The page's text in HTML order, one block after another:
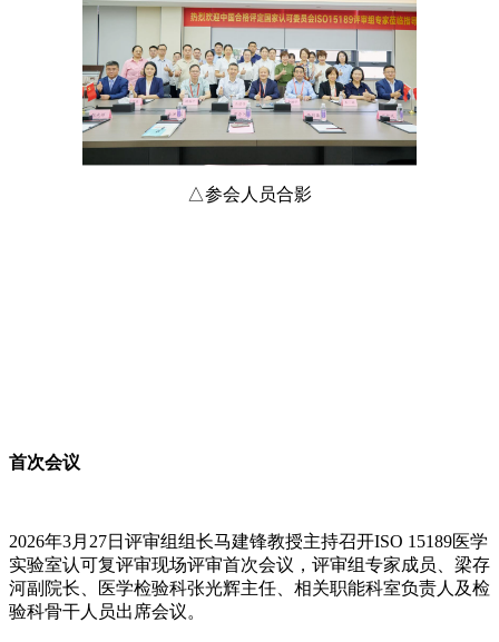
△参会人员合影
首次会议
2026年3月27日评审组组长马建锋教授主持召开ISO 15189医学
实验室认可复评审现场评审首次会议，评审组专家成员、梁存
河副院长、医学检验科张光辉主任、相关职能科室负责人及检
验科骨干人员出席会议。